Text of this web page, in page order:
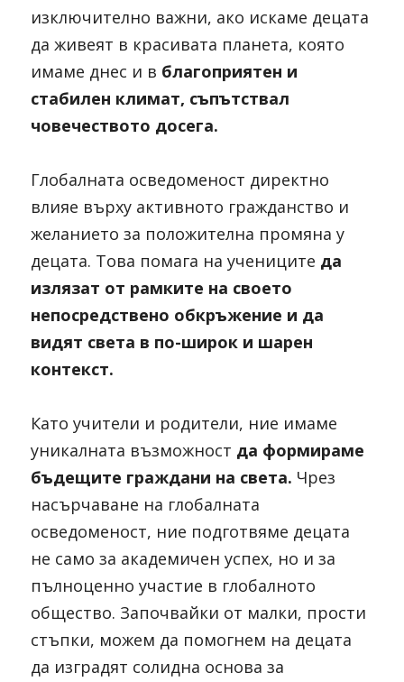
изключително важни, ако искаме децата
да живеят в красивата планета, която
имаме днес и в благоприятен и
стабилен климат, съпътствал
човечеството досега.
Глобалната осведоменост директно
влияе върху активното гражданство и
желанието за положителна промяна у
децата. Това помага на учениците да
излязат от рамките на своето
непосредствено обкръжение и да
видят света в по-широк и шарен
контекст.
Като учители и родители, ние имаме
уникалната възможност да формираме
бъдещите граждани на света. Чрез
насърчаване на глобалната
осведоменост, ние подготвяме децата
не само за академичен успех, но и за
пълноценно участие в глобалното
общество. Започвайки от малки, прости
стъпки, можем да помогнем на децата
да изградят солидна основа за